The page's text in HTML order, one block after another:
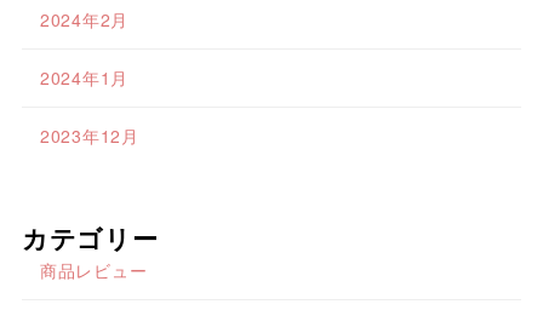
2024年2月
2024年1月
2023年12月
カテゴリー
商品レビュー